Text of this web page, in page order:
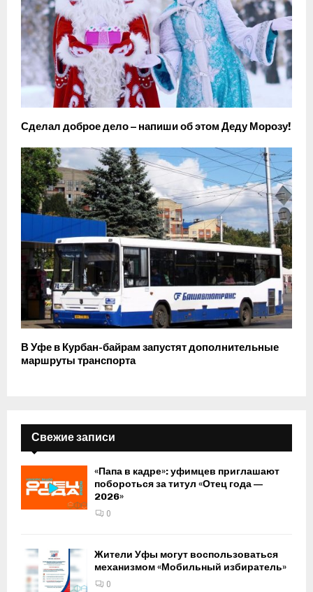
Сделал доброе дело – напиши об этом Деду Морозу!
В Уфе в Курбан-байрам запустят дополнительные
маршруты транспорта
Свежие записи
«Папа в кадре»: уфимцев приглашают
побороться за титул «Отец года —
2026»
0
Жители Уфы могут воспользоваться
механизмом «Мобильный избиратель»
0